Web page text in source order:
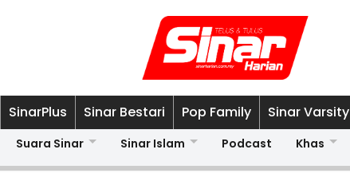
SinarPlus Sinar Bestari Pop Family Sinar Varsity
Suara Sinar Sinar Islam Podcast Khas